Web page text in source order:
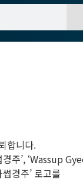
합니다.
주’, ‘Wassup
경주’ 로고를